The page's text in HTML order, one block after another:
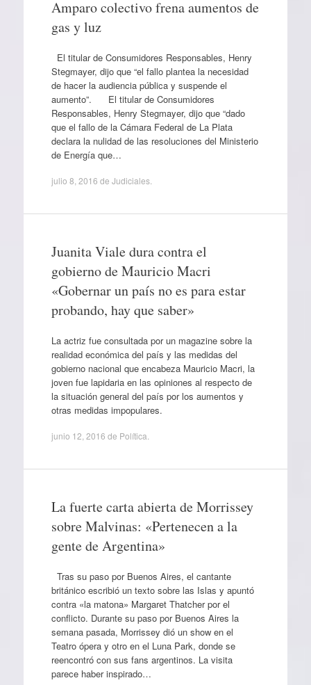
Amparo colectivo frena aumentos de
gas y luz
El titular de Consumidores Responsables, Henry
Stegmayer, dijo que “el fallo plantea la necesidad
de hacer la audiencia pública y suspende el
aumento”. El titular de Consumidores
Responsables, Henry Stegmayer, dijo que “dado
que el fallo de la Cámara Federal de La Plata
declara la nulidad de las resoluciones del Ministerio
de Energía que…
julio 8, 2016 de Judiciales.
Juanita Viale dura contra el
gobierno de Mauricio Macri
«Gobernar un país no es para estar
probando, hay que saber»
La actriz fue consultada por un magazine sobre la
realidad económica del país y las medidas del
gobierno nacional que encabeza Mauricio Macri, la
joven fue lapidaria en las opiniones al respecto de
la situación general del país por los aumentos y
otras medidas impopulares.
junio 12, 2016 de Política
La fuerte carta abierta de Morrissey
sobre Malvinas: «Pertenecen a la
gente de Argentina»
Tras su paso por Buenos Aires, el cantante
británico escribió un texto sobre las Islas y apuntó
contra «la matona» Margaret Thatcher por el
conflicto. Durante su paso por Buenos Aires la
semana pasada, Morrissey dió un show en el
Teatro ópera y otro en el Luna Park, donde se
reencontró con sus fans argentinos. La visita
parece haber inspirado…